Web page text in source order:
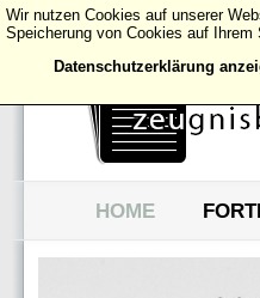
HOME
Wir nutzen Cookies auf unserer
Speicherung von Cookies auf
Datenschutzerklärung